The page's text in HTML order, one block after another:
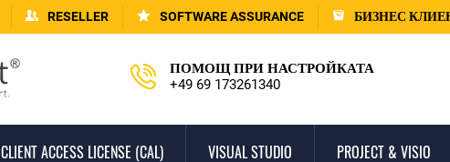
RESELLER SOFTWARE ASSURANCE БИЗНЕС
ПОМОЩ ПРИ НАСТРОЙКАТА
+49 69 173261340
CLIENT ACCESS LICENSE (CAL) VISUAL STUDIO PROJECT & VISIO